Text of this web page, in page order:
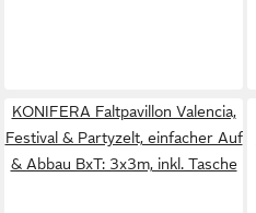
KONIFERA Faltpavillon Valencia,
Festival & Partyzelt, einfacher Auf
& Abbau BxT: 3x3m, inkl. Tasche